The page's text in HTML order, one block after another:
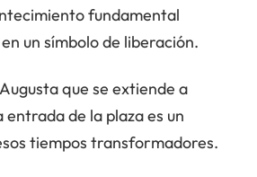
fundamental
un símbolo de liberación.
que se extiende a
entrada de la plaza es un
tiempos transformadores.